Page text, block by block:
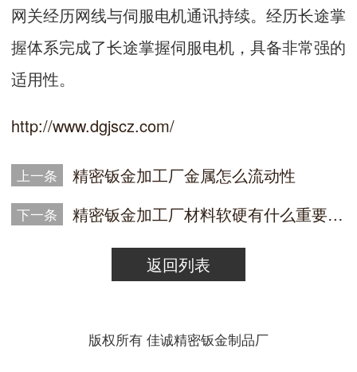
网关经历网线与伺服电机通讯持续。经历长途掌
握体系完成了长途掌握伺服电机，具备非常强的
适用性。
http://www.dgjscz.com/
上一条 精密钣金加工厂金属怎么流动性
下一条 精密钣金加工厂材料软硬有什么重要指标
返回列表
版权所有 佳诚精密钣金制品厂